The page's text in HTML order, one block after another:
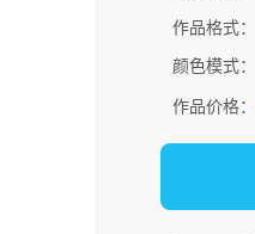
作品格式：
颜色模式：
作品价格：